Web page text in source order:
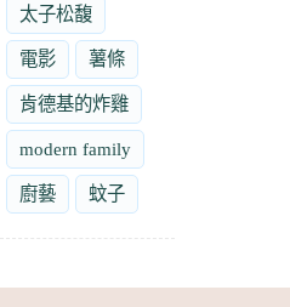
太子松馥
電影 薯條
肯德基的炸雞
modern family
廚藝 蚊子